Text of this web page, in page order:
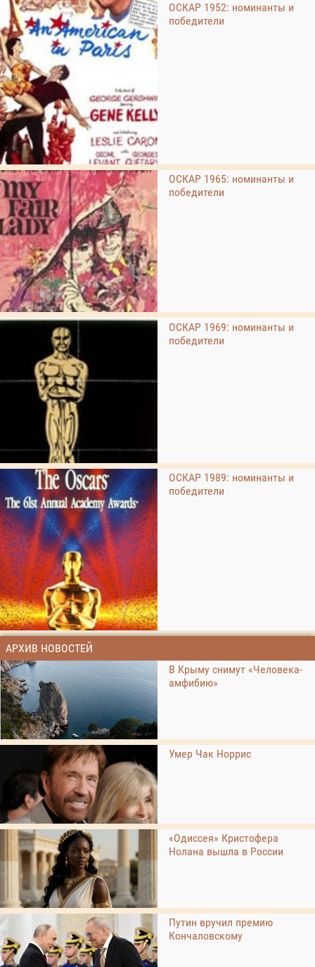
ОСКАР 1952: номинанты и
победители
ОСКАР 1965: номинанты и
победители
ОСКАР 1969: номинанты и
победители
ОСКАР 1989: номинанты и
победители
АРХИВ НОВОСТЕЙ
В Крыму снимут «Человека-
амфибию»
Умер Чак Норрис
«Одиссея» Кристофера
Нолана вышла в России
Путин вручил премию
Кончаловскому